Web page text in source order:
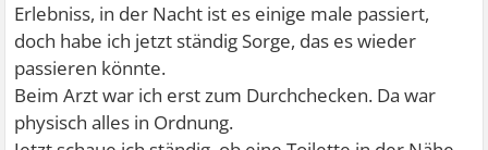
Erlebniss, in der Nacht ist es einige male passiert,
doch habe ich jetzt ständig Sorge, das es wieder
passieren könnte.
Beim Arzt war ich erst zum Durchchecken. Da war
physisch alles in Ordnung.